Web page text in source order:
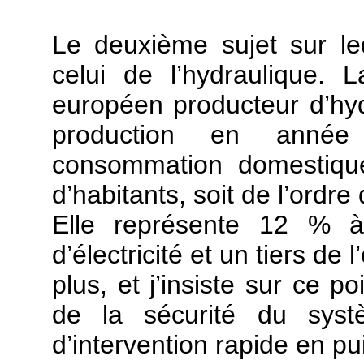
Le deuxième sujet sur
celui de l’hydraulique.
européen producteur
production en
consommation
d’habitants, soit de
Elle représente 12 %
d’électricité et un tiers de
plus, et j’insiste sur ce
de la sécurité du
d’intervention rapide en